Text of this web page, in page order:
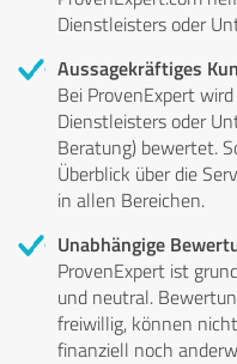
Dienstleisters oder
Aussagekräftiges
Bei ProvenExpert
Dienstleisters oder
Beratung) bewertet.
Überblick über die
in allen Bereichen.
Unabhängige
ProvenExpert ist
und neutral.
freiwillig, können
finanziell noch